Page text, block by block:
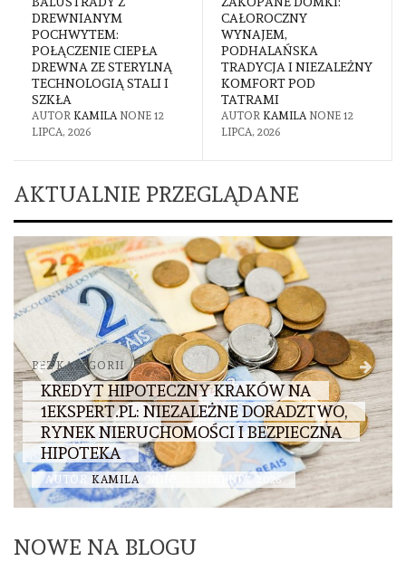
DREWNIANYM
POCHWYTEM:
POŁĄCZENIE CIEPŁA
DREWNA ZE STERYLNĄ
TECHNOLOGIĄ STALI I
SZKŁA
AUTOR KAMILA NONE 12
LIPCA, 2026
CAŁOROCZNY
WYNAJEM,
PODHALAŃSKA
TRADYCJA I NIEZALEŻNY
KOMFORT POD
TATRAMI
AUTOR KAMILA NONE 12
LIPCA, 2026
AKTUALNIE PRZEGLĄDANE
BEZ KATEGORII
KREDYT HIPOTECZNY KRAKÓW NA
1EKSPERT.PL: NIEZALEŻNE DORADZTWO,
RYNEK NIERUCHOMOŚCI I BEZPIECZNA
HIPOTEKA
AUTOR KAMILA 1 SIERPNIA, 2026
NOWE NA BLOGU